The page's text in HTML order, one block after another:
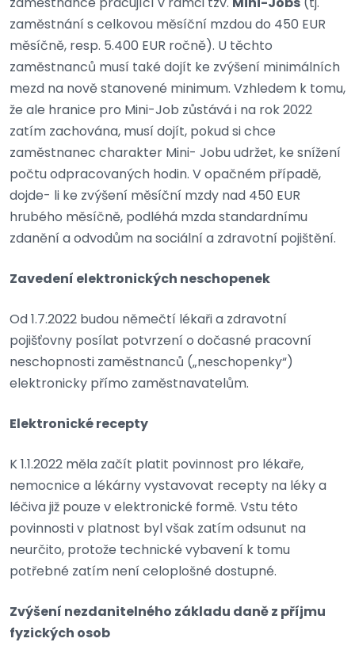
zaměstnání s celkovou měsíční mzdou do 450 EUR
měsíčně, resp. 5.400 EUR ročně). U těchto
zaměstnanců musí také dojít ke zvýšení minimálních
mezd na nově stanovené minimum. Vzhledem k tomu,
že ale hranice pro Mini-Job zůstává i na rok 2022
zatím zachována, musí dojít, pokud si chce
zaměstnanec charakter Mini- Jobu udržet, ke snížení
počtu odpracovaných hodin. V opačném případě,
dojde- li ke zvýšení měsíční mzdy nad 450 EUR
hrubého měsíčně, podléhá mzda standardnímu
zdanění a odvodům na sociální a zdravotní pojištění.
Zavedení elektronických neschopenek
Od 1.7.2022 budou němečtí lékaři a zdravotní
pojišťovny posílat potvrzení o dočasné pracovní
neschopnosti zaměstnanců („neschopenky“)
elektronicky přímo zaměstnavatelům.
Elektronické recepty
K 1.1.2022 měla začít platit povinnost pro lékaře,
nemocnice a lékárny vystavovat recepty na léky a
léčiva již pouze v elektronické formě. Vstu této
povinnosti v platnost byl však zatím odsunut na
neurčito, protože technické vybavení k tomu
potřebné zatím není celoplošné dostupné.
Zvýšení nezdanitelného základu daně z příjmu
fyzických osob